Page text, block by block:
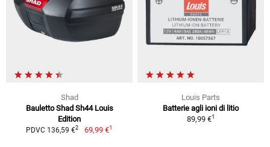
Shad
Bauletto Shad Sh44 Louis
Edition
PDVC 136,59 €2 69,99 €1
Louis Parts
Batterie agli ioni di litio
89,99 €1